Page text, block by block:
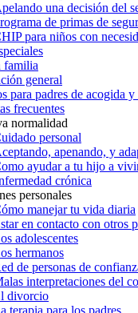
una decisión del
de primas de
para niños con
familia
general
para padres de acogida
frecuentes
normalidad
personal
apenando, y
ayudar a tu hijo a
crónica
personales
manejar tu vida diaria
en contacto con otros
adolescentes
hermanos
de personas de
interpretaciones del
divorcio
terapia para los padres